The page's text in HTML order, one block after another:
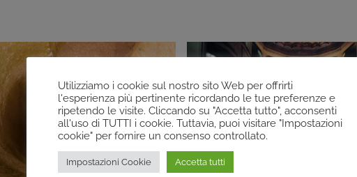
Utilizziamo i cookie sul nostro sito Web per offrirti
l'esperienza più pertinente ricordando le tue preferenze e
ripetendo le visite. Cliccando su "Accetta tutto", acconsenti
all'uso di TUTTI i cookie. Tuttavia, puoi visitare "Impostazioni
cookie" per fornire un consenso controllato.
Impostazioni Cookie Accetta tutti